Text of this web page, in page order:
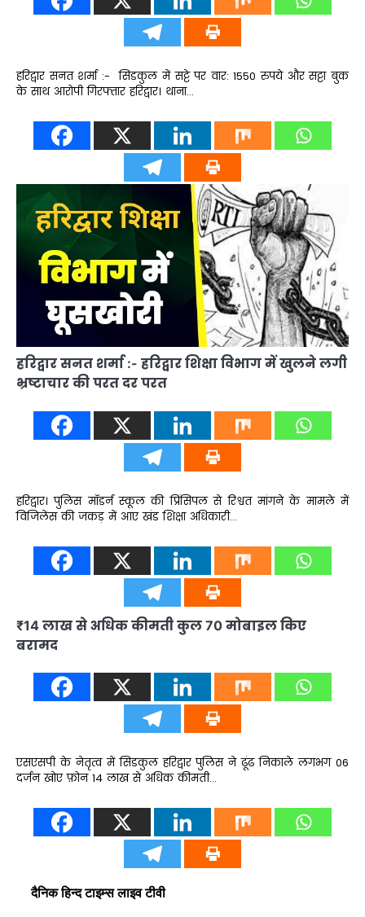
हरिद्वार सनत शर्मा :- सिडकुल में सट्टे पर वार: 1550 रुपये और सट्टा बुक
के साथ आरोपी गिरफ्तार हरिद्वार। थाना…
हरिद्वार सनत शर्मा :- हरिद्वार शिक्षा विभाग में खुलने लगी
भ्रष्टाचार की परत दर परत
हरिद्वार। पुलिस मॉडर्न स्कूल की प्रिंसिपल से रिश्वत मांगने के मामले में
विजिलेंस की जकड़ में आए खंड शिक्षा अधिकारी…
₹14 लाख से अधिक कीमती कुल 70 मोबाइल किए
बरामद
एसएसपी के नेतृत्व में सिडकुल हरिद्वार पुलिस ने ढूंढ निकाले लगभग 06
दर्जन खोए फ़ोन ₹14 लाख से अधिक कीमती…
दैनिक हिन्द टाइम्स लाइव टीवी